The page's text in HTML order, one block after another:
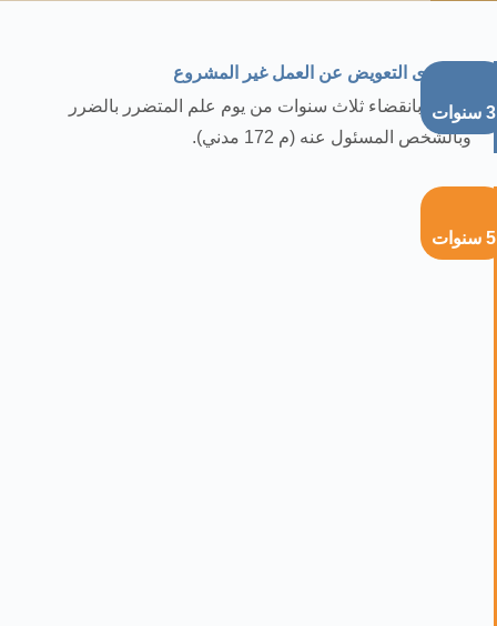
3 سنوات
دعوى التعويض عن العمل غير المشروع
تسقط بانقضاء ثلاث سنوات من يوم علم المتضرر بالضرر
وبالشخص المسئول عنه (م 172 مدني).
5 سنوات